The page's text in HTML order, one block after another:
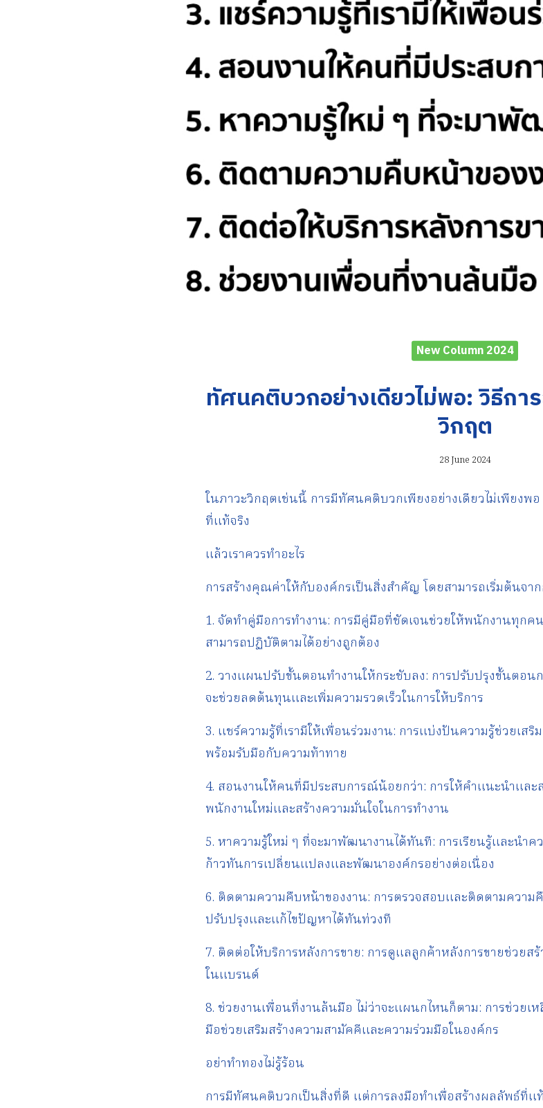
New Column 2024
ทัศนคติบวกอย่างเดียวไม่พอ: วิธีกา
วิกฤต
28 June 2024
ในภาวะวิกฤตเช่นนี้ การมีทัศนคติบวกเพียงอย่างเดียวไม่เพียงพ
ที่แท้จริง
แล้วเราควรทำอะไร
การสร้างคุณค่าให้กับองค์กรเป็นสิ่งสำคัญ โดยสามารถเริ่มต้นจา
1. จัดทำคู่มือการทำงาน: การมีคู่มือที่ชัดเจนช่วยให้พนักงานทุกค
สามารถปฏิบัติตามได้อย่างถูกต้อง
2. วางแผนปรับขั้นตอนทำงานให้กระชับลง: การปรับปรุงขั้นตอน
จะช่วยลดต้นทุนและเพิ่มความรวดเร็วในการให้บริการ
3. แชร์ความรู้ที่เรามีให้เพื่อนร่วมงาน: การแบ่งปันความรู้ช่วยเส
พร้อมรับมือกับความท้าทาย
4. สอนงานให้คนที่มีประสบการณ์น้อยกว่า: การให้คำแนะนำแล
พนักงานใหม่และสร้างความมั่นใจในการทำงาน
5. หาความรู้ใหม่ ๆ ที่จะมาพัฒนางานได้ทันที: การเรียนรู้และนำค
ก้าวทันการเปลี่ยนแปลงและพัฒนาองค์กรอย่างต่อเนื่อง
6. ติดตามความคืบหน้าของงาน: การตรวจสอบและติดตามความ
ปรับปรุงและแก้ไขปัญหาได้ทันท่วงที
7. ติดต่อให้บริการหลังการขาย: การดูแลลูกค้าหลังการขายช่วยส
ในแบรนด์
8. ช่วยงานเพื่อนที่งานล้นมือ ไม่ว่าจะแผนกไหนก็ตาม: การช่วยเ
มือช่วยเสริมสร้างความสามัคคีและความร่วมมือในองค์กร
อย่าทำทองไม่รู้ร้อน
การมีทัศนคติบวกเป็นสิ่งที่ดี แต่การลงมือทำเพื่อสร้างผลลัพธ์ที่แ